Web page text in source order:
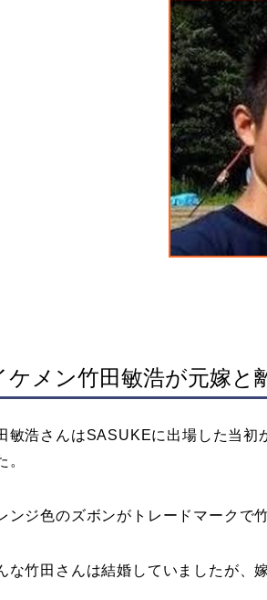
ケメン竹田敏浩が元嫁と
敏浩さんはSASUKEに出場した当初
。
ンジ色のズボンがトレードマークで
な竹田さんは結婚していましたが、